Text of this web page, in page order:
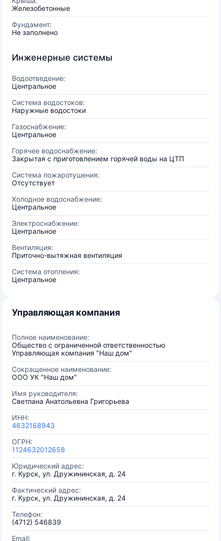
Железобетонные
Фундамент:
Не заполнено
Инженерные системы
Водоотведение:
Центральное
Система водостоков:
Наружные водостоки
Газоснабжение:
Центральное
Горячее водоснабжение:
Закрытая с приготовлением горячей воды на ЦТП
Система пожаротушения:
Отсутствует
Холодное водоснабжение:
Центральное
Электроснабжение:
Центральное
Вентиляция:
Приточно-вытяжная вентиляция
Система отопления:
Центральное
Управляющая компания
Полное наименование:
Общество с ограниченной ответственностью
Управляющая компания "Наш дом"
Сокращенное наименование:
ООО УК "Наш дом"
Имя руководителя:
Светлана Анатольевна Григорьева
ИНН:
4632168943
ОГРН:
1124632012658
Юридический адрес:
г. Курск, ул. Дружининская, д. 24
Фактический адрес:
г. Курск, ул. Дружининская, д. 24
Телефон:
(4712) 546839
Email: